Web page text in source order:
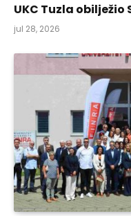
UKC Tuzla
jul 28, 2026